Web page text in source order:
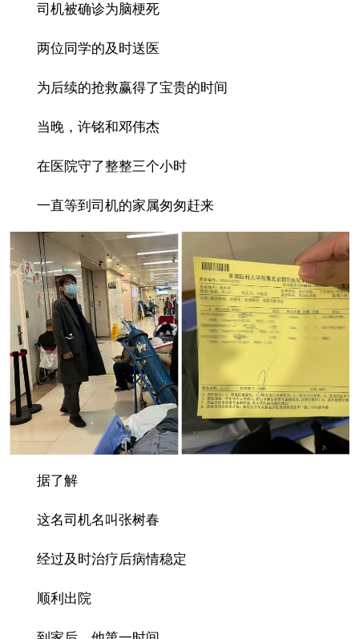
司机被确诊为脑梗死
两位同学的及时送医
为后续的抢救赢得了宝贵的时间
当晚，许铭和邓伟杰
在医院守了整整三个小时
一直等到司机的家属匆匆赶来
据了解
这名司机名叫张树春
经过及时治疗后病情稳定
顺利出院